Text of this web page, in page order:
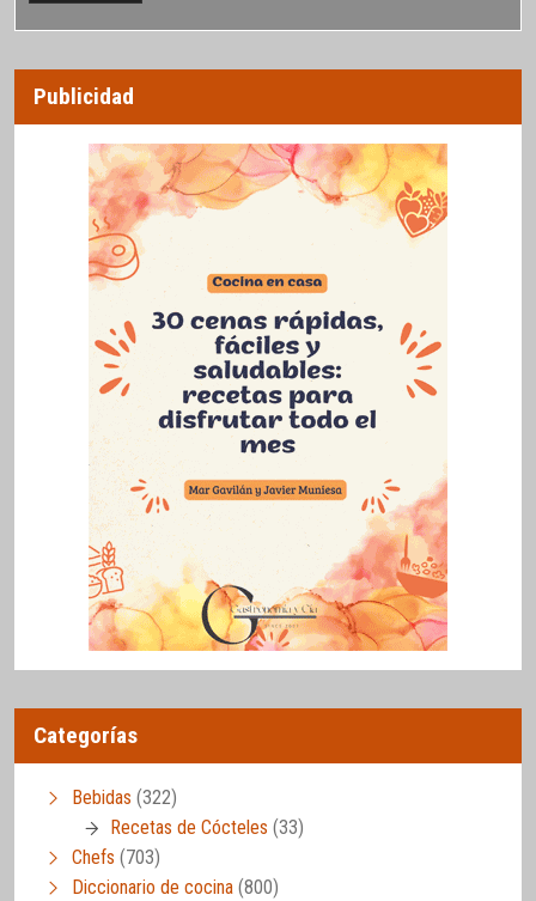
Publicidad
Categorías
Bebidas (322)
Recetas de Cócteles (33)
Chefs (703)
Diccionario de cocina (800)